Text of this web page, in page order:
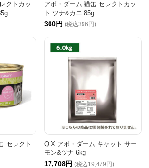
クトカッ
アボ・ダーム 猫缶 セレクトカッ
ト ツナ&カニ 85g
360円 (税込396円)
セレクト
QIX アボ・ダーム キャット サー
モン&ツナ 6kg
17,708円 (税込19,479円)